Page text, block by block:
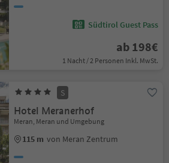
Südtirol Guest Pass
ab 198€
1 Nacht / 2 Personen Inkl. MwSt.
S
Hotel Meranerhof
Meran, Meran und Umgebung
115 m von Meran Zentrum